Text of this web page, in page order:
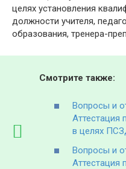
целях установления
должности учителя,
образования, тренера-
Смотрите также:
Вопросы и
Аттестация
в целях
Вопросы и
Аттестация